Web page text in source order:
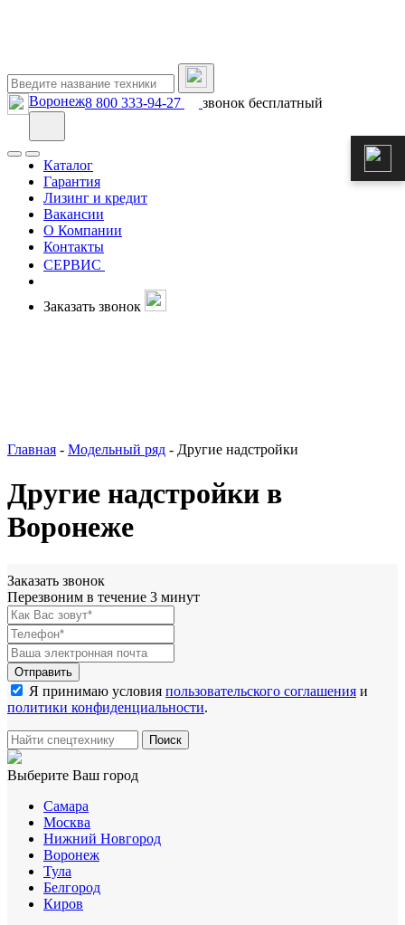
Воронеж8 800 333-94-27 звонок бесплатный
Каталог
Гарантия
Лизинг и кредит
Вакансии
О Компании
Контакты
СЕРВИС
Заказать звонок
Главная - Модельный ряд - Другие надстройки
Другие надстройки в
Воронеже
Заказать звонок
Перезвоним в течение 3 минут
Я принимаю условия пользовательского соглашения и
политики конфиденциальности.
Выберите Ваш город
Самара
Москва
Нижний Новгород
Воронеж
Тула
Белгород
Киров